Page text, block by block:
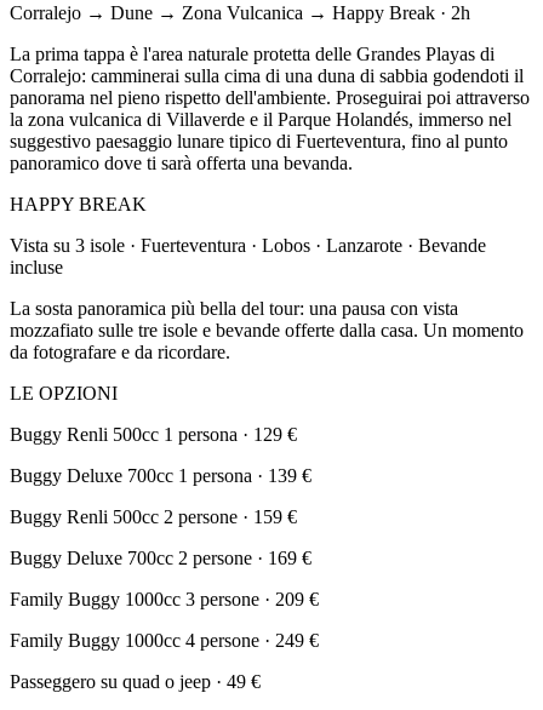
Corralejo → Dune → Zona Vulcanica → Happy Break · 2h
La prima tappa è l'area naturale protetta delle Grandes Playas di
Corralejo: camminerai sulla cima di una duna di sabbia godendoti il
panorama nel pieno rispetto dell'ambiente. Proseguirai poi attraverso
la zona vulcanica di Villaverde e il Parque Holandés, immerso nel
suggestivo paesaggio lunare tipico di Fuerteventura, fino al punto
panoramico dove ti sarà offerta una bevanda.
HAPPY BREAK
Vista su 3 isole · Fuerteventura · Lobos · Lanzarote · Bevande
incluse
La sosta panoramica più bella del tour: una pausa con vista
mozzafiato sulle tre isole e bevande offerte dalla casa. Un momento
da fotografare e da ricordare.
LE OPZIONI
Buggy Renli 500cc 1 persona · 129 €
Buggy Deluxe 700cc 1 persona · 139 €
Buggy Renli 500cc 2 persone · 159 €
Buggy Deluxe 700cc 2 persone · 169 €
Family Buggy 1000cc 3 persone · 209 €
Family Buggy 1000cc 4 persone · 249 €
Passeggero su quad o jeep · 49 €